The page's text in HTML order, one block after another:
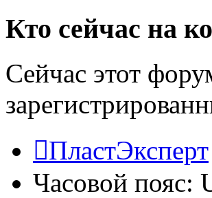
Кто сейчас на
Сейчас этот
ПластЭксперт
Часовой пояс: